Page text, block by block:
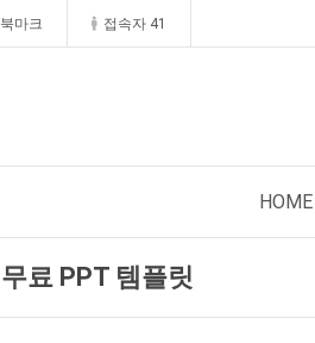
북마크 접속자 41
HOME
무료 PPT 템플릿